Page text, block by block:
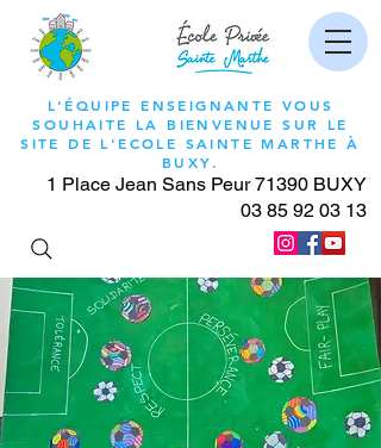
L'ÉQUIPE ENSEIGNANTE VOUS
SOUHAITE LA BIENVENUE SUR LE
SITE DE L'ECOLE SAINTE MARTHE À
BUXY.
1 Place Jean Sans Peur 71390 BUXY
03 85 92 03 13